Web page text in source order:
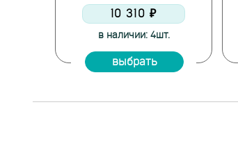
10 310 ₽
в наличии: 4шт.
выбрать